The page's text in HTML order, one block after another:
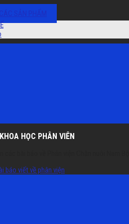
HỌC PHÂN VIÊN
báo viết về phân viện